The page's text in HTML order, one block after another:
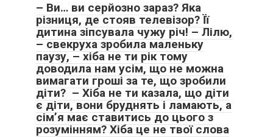
– Ви… ви серйозно зараз? Яка
різниця, де стояв телевізор? Її
дитина зіпсувала чужу річ! – Лілю,
– свекруха зробила маленьку
паузу, – хіба не ти рік тому
доводила нам усім, що не можна
вимагати гроші за те, що зробили
діти? – Хіба не ти казала, що діти
є діти, вони бруднять і ламають, а
сім’я має ставитись до цього з
розумінням? Хіба це не твої слова